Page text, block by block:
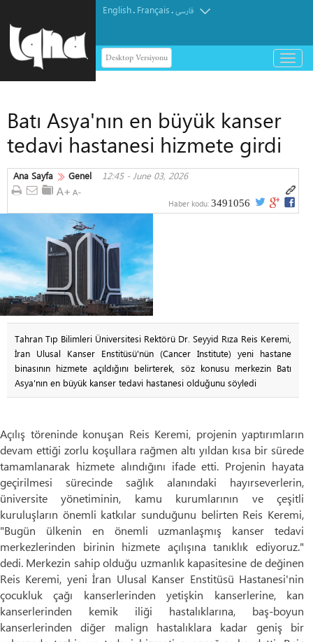
English. Français.فارسی
Desktop Versiyonu
باز
و
Batı Asya'nın en büyük kanser
tedavi hastanesi hizmete girdi
Ana Sayfa Genel 12:45 - June 03, 2026
Haber kodu: 3491056
Tahran Tıp Bilimleri Üniversitesi Rektörü Dr. Seyyid Rıza Reis Keremi,
İran Ulusal Kanser Enstitüsü'nün (Cancer Institute) yeni hastane
binasının hizmete açıldığını belirterek, söz konusu merkezin Batı
Asya'nın en büyük kanser tedavi hastanesi olduğunu söyledi
Açılış töreninde konuşan Reis Keremi, projenin yaptırımların
devam ettiği zorlu koşullara rağmen altı yıldan kısa bir sürede
tamamlanarak hizmete alındığını ifade etti. Projenin hayata
geçirilmesi sürecinde sağlık alanındaki hayırseverlerin,
üniversite yönetiminin, kamu kurumlarının ve çeşitli
kuruluşların önemli katkılar sunduğunu belirten Reis Keremi,
"Bugün ülkenin en önemli uzmanlaşmış kanser tedavi
merkezlerinden birinin hizmete açılışına tanıklık ediyoruz."
dedi. Merkezin sahip olduğu uzmanlık kapasitesine de değinen
Reis Keremi, yeni İran Ulusal Kanser Enstitüsü Hastanesi'nin
çocukluk çağı kanserlerinden yetişkin kanserlerine, kan
kanserlerinden kemik iliği hastalıklarına, baş-boyun
kanserlerinden diğer malign hastalıklara kadar geniş bir